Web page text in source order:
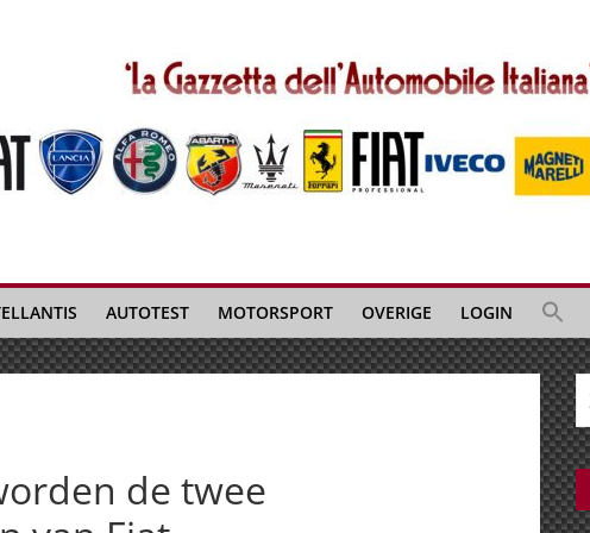
AUTOTEST MOTORSPORT OVERIGE LOGIN
de twee